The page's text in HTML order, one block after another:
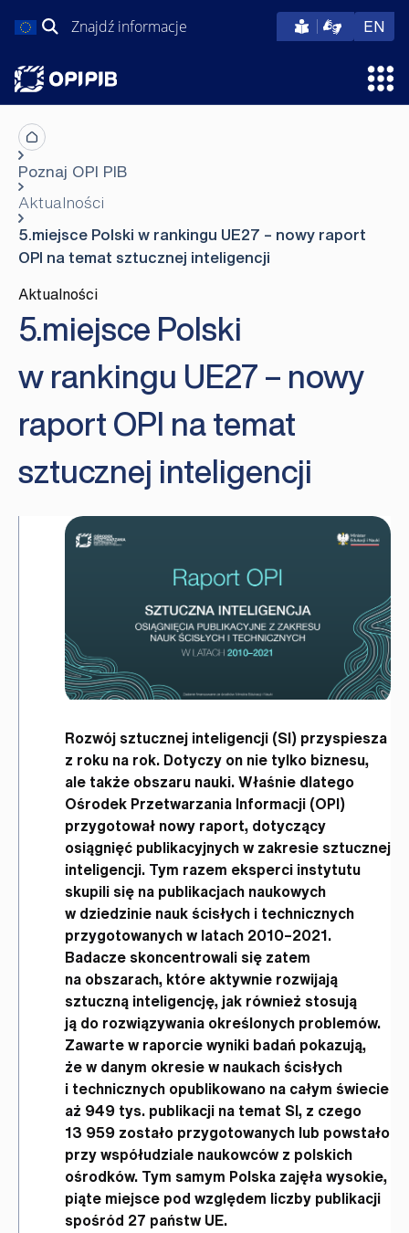
do
Szukaj: EN
Poznaj OPI PIB
Aktualności
5.miejsce Polski w rankingu UE27 – nowy raport
OPI na temat sztucznej inteligencji
5.miejsce Polski
w rankingu UE27 – nowy
raport OPI na temat
sztucznej inteligencji
Aktualności
Rozwój sztucznej inteligencji (SI) przyspiesza
z roku na rok. Dotyczy on nie tylko biznesu,
ale także obszaru nauki.Właśnie dlatego
Ośrodek Przetwarzania Informacji (OPI)
przygotował nowy raport, dotyczący
osiągnięć publikacyjnych w zakresie sztucznej
inteligencji. Tym razem eksperci instytutu
skupili się na publikacjach naukowych
w dziedzinie nauk ścisłych i technicznych
przygotowanych w latach 2010–2021.
Badacze skoncentrowali się zatem
na obszarach, które aktywnie rozwijają
sztuczną inteligencję, jak również stosują
ją do rozwiązywania określonych problemów.
Zawarte w raporcie wyniki badań pokazują,
że w danym okresie w naukach ścisłych
i technicznych opublikowano na całym świecie
aż 949 tys. publikacji na temat SI, z czego
13 959 zostało przygotowanych lub powstało
przy współudziale naukowców z polskich
ośrodków. Tym samym Polska zajęła wysokie,
piąte miejsce pod względem liczby publikacji
spośród 27 państw UE.